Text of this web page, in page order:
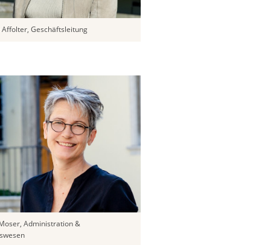
Affolter, Geschäftsleitung
Administration &